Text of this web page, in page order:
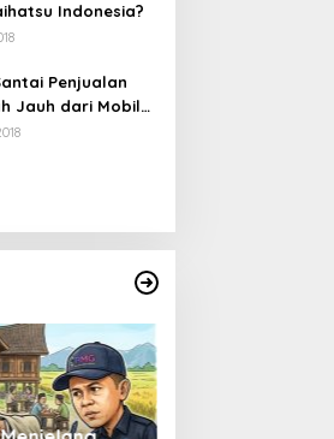
Indonesia?
Penjualan
Jauh dari Mobil